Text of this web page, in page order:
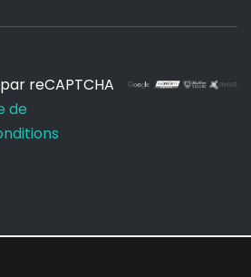
reCAPTCHA
de